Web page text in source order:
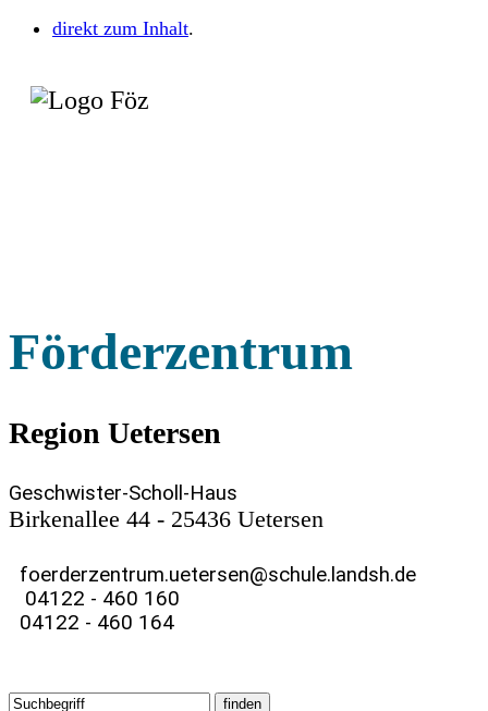
direkt zum Inhalt.
Förderzentrum
Region Uetersen
Geschwister-Scholl-Haus
Birkenallee 44 - 25436 Uetersen
foerderzentrum.uetersen@schule.landsh.de
04122 - 460 160
04122 - 460 164